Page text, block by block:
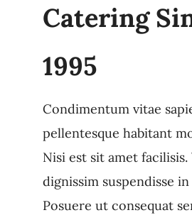
Catering
1995
Condimentum vitae
pellentesque habitant
Nisi est sit amet
dignissim suspendisse
Posuere ut consequat